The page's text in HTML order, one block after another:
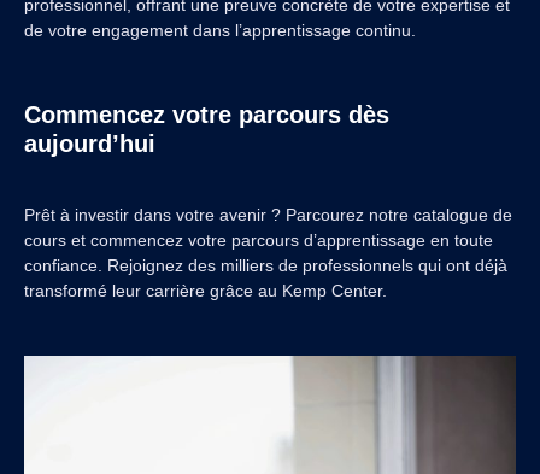
professionnel, offrant une preuve concrète de votre expertise et
de votre engagement dans l’apprentissage continu.
Commencez votre parcours dès
aujourd’hui
Prêt à investir dans votre avenir ? Parcourez notre catalogue de
cours et commencez votre parcours d’apprentissage en toute
confiance. Rejoignez des milliers de professionnels qui ont déjà
transformé leur carrière grâce au Kemp Center.